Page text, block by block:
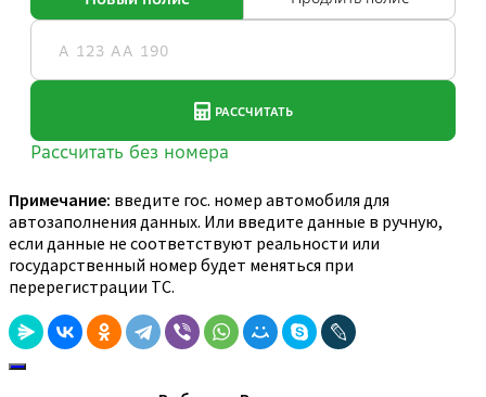
Примечание: введите гос. номер автомобиля для
автозаполнения данных. Или введите данные в ручную,
если данные не соответствуют реальности или
государственный номер будет меняться при
перерегистрации ТС.